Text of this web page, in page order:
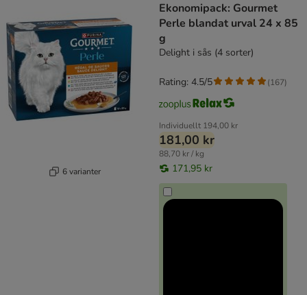
6 varianter
Ekonomipack: Gourmet
Perle blandat urval 24 x 85
g
Delight i sås (4 sorter)
Individuellt 194,00 kr
181,00 kr
88,70 kr / kg
171,95 kr
Rating: 4.5/5 (167)